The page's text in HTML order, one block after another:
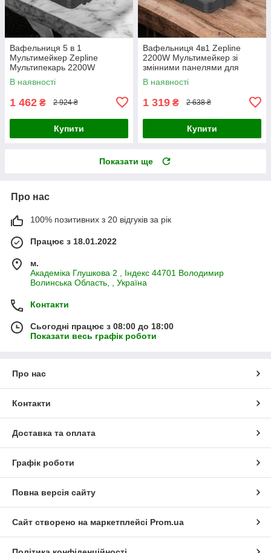
Вафельниця 5 в 1
Мультимейкер Zepline
Мультипекарь 2200W
Вафельниця + Сендвічниця +
Ліщина + Гриль
В наявності
1 462 ₴ 2 924 ₴
Купити
Вафельниця 4в1 Zepline
2200W Мультимейкер зі
змінними панелями для
сендвічів пончиків гриль
горішниця
В наявності
1 319 ₴ 2 638 ₴
Купити
Показати ще
Про нас
100% позитивних з 20 відгуків за рік
Працює з 18.01.2022
м.
Академiка Глушкова 2 , Iндекс 44701 Володимир
Волинська Область, , Україна
Контакти
Сьогодні працює з 08:00 до 18:00
Показати весь графік роботи
Про нас
Контакти
Доставка та оплата
Графік роботи
Повна версія сайту
Сайт створено на маркетплейсі Prom.ua